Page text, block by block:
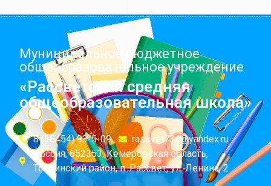
Муниципальное бюджетное
общеобразовательное учреждение
«Рассветская средняя
общеобразовательная школа»
8 (38454) 93-5-09
rassvet734@yandex.ru
Россия, 652353, Кемеровская область,
Топкинский район, п. Рассвет, ул. Ленина, 2